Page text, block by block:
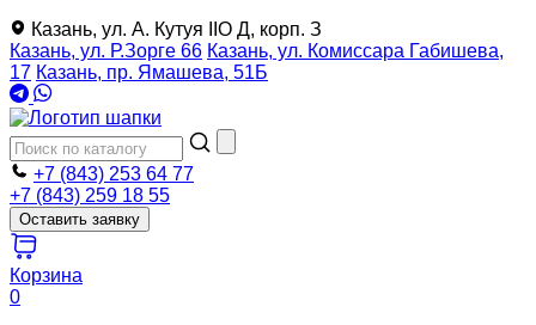
Казань, ул. А. Кутуя IIO Д, корп. З
Казань, ул. Р.Зорге 66 Казань, ул. Комиссара Габишева,
17 Казань, пр. Ямашева, 51Б
+7 (843) 253 64 77
+7 (843) 259 18 55
Оставить заявку
Корзина
0